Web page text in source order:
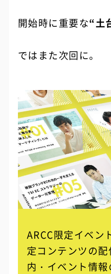
開始時に重要な“土
ではまた次回に。
ARCC限定イベン
定コンテンツの配
内・イベント情報